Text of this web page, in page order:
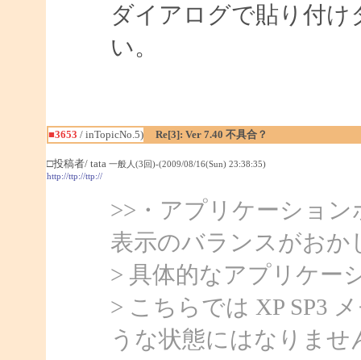
ダイアログで貼り付
い。
■3653 / inTopicNo.5) Re[3]: Ver 7.40 不具合？
□投稿者/ tata 一般人(3回)-(2009/08/16(Sun) 23:38:35)
http://ttp://ttp://
>>・アプリケーショ
表示のバランスがおか
> 具体的なアプリケー
> こちらでは XP SP3
うな状態にはなりませ